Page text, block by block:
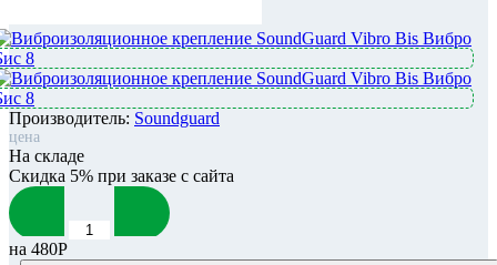
Производитель: Soundguard
цена
На складе
Скидка 5% при заказе с сайта
на 480Р